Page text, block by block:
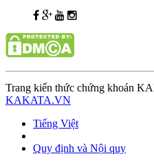
Trang kiến thức chứng khoán
KAKATA.VN
Tiếng Việt
Quy định và Nội quy